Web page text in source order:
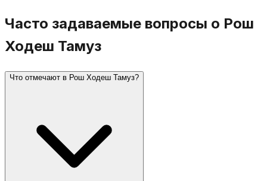
Часто задаваемые вопросы о Рош
Ходеш Тамуз
Что отмечают в Рош Ходеш Тамуз?